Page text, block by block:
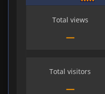
Total views
—
Total visitors
—